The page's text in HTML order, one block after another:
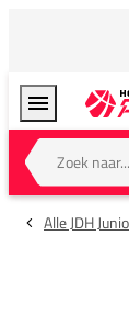
Zoek naar...
Alle JDH